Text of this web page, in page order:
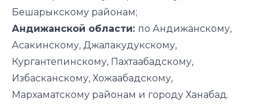
Бешарыкскому районам;
Андижанской области: по Андижанскому,
Асакинскому, Джалакудукскому,
Кургантепинскому, Пахтаабадскому,
Избасканскому, Хожаабадскому,
Мархаматскому районам и городу Ханабад.